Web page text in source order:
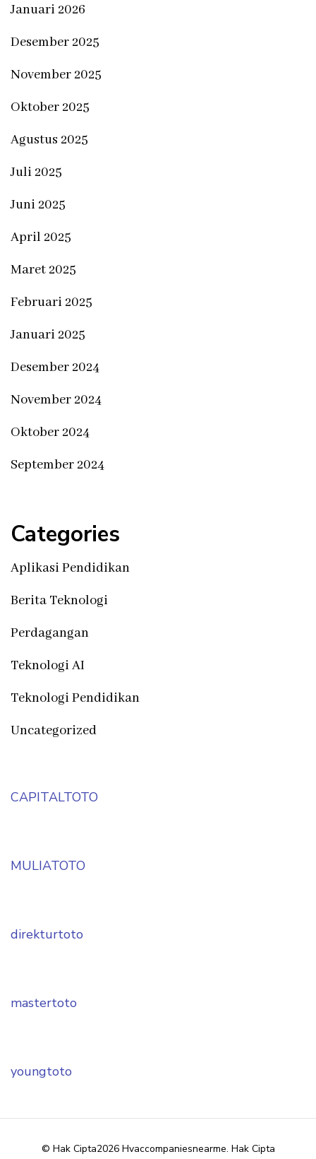
Januari 2026
Desember 2025
November 2025
Oktober 2025
Agustus 2025
Juli 2025
Juni 2025
April 2025
Maret 2025
Februari 2025
Januari 2025
Desember 2024
November 2024
Oktober 2024
September 2024
Categories
Aplikasi Pendidikan
Berita Teknologi
Perdagangan
Teknologi AI
Teknologi Pendidikan
Uncategorized
CAPITALTOTO
MULIATOTO
direkturtoto
mastertoto
youngtoto
© Hak Cipta2026 Hvaccompaniesnearme. Hak Cipta